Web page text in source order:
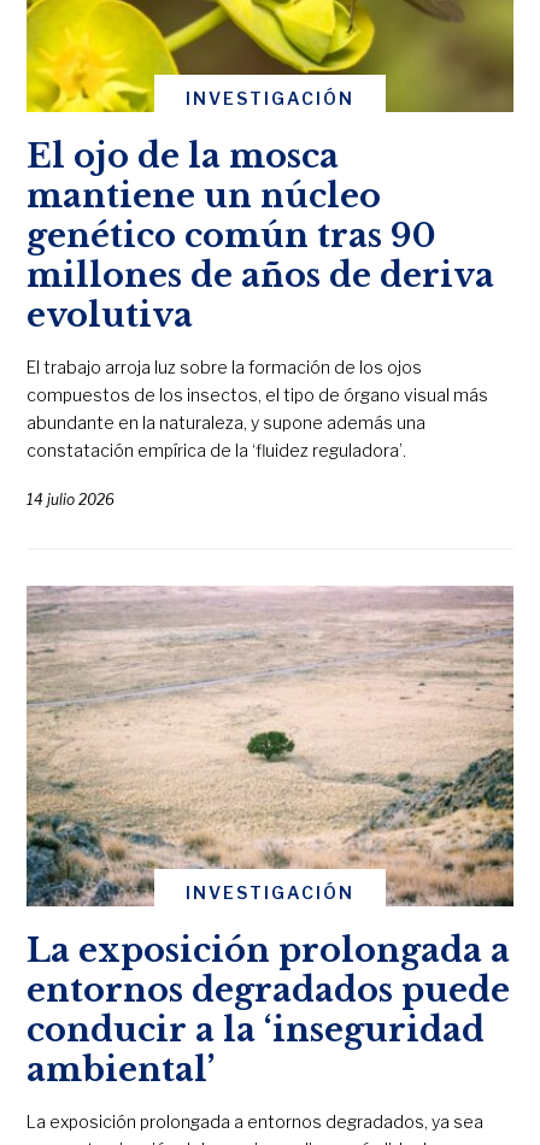
INVESTIGACIÓN
El ojo de la mosca
mantiene un núcleo
genético común tras 90
millones de años de deriva
evolutiva
El trabajo arroja luz sobre la formación de los ojos
compuestos de los insectos, el tipo de órgano visual más
abundante en la naturaleza, y supone además una
constatación empírica de la ‘fluidez reguladora’.
14 julio 2026
INVESTIGACIÓN
La exposición prolongada a
entornos degradados puede
conducir a la ‘inseguridad
ambiental’
La exposición prolongada a entornos degradados, ya sea